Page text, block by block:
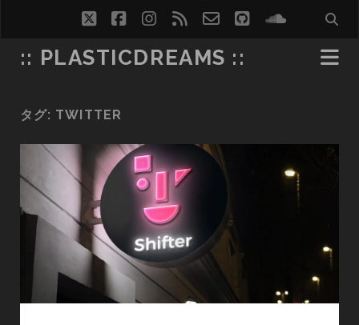
twitterfacebookinstagram
rss email-
form
github
:: PLASTICDREAMS ::
タグ: TWITTER